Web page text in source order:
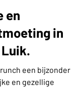
en
in
een bijzonder
en gezellige